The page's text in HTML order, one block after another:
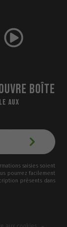
BOÎTE
AUX
saisies soient
pourrez facilement
présents dans